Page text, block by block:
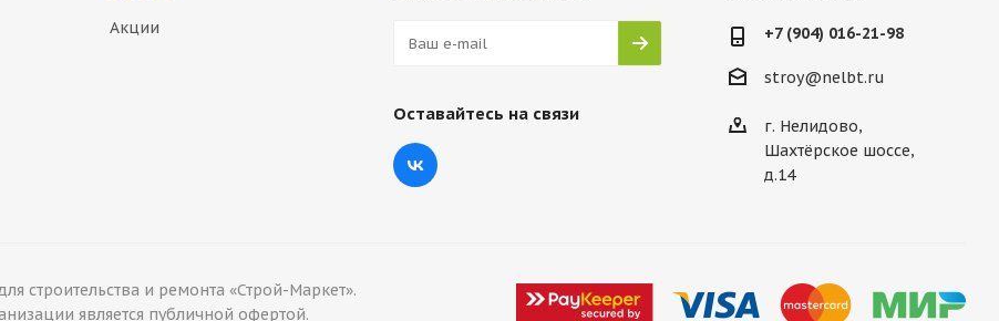
Акции
Оставайтесь на связи
+7 (904) 016-21-98
stroy@nelbt.ru
г. Нелидово,
Шахтёрское шоссе,
д.14
строительства и ремонта «Строй-Маркет».
является публичной офертой.